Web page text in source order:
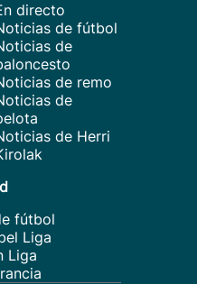
directo
de fútbol
de
de remo
de
de Herri
fútbol
Liga
Liga